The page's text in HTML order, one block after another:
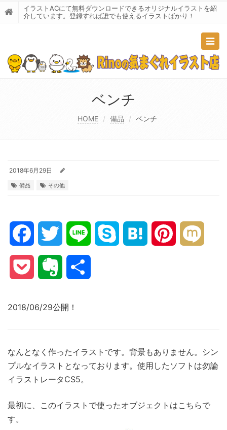
イラストACにて無料ダウンロードできるオリジナルイラストを紹
介しています。登録すれば誰でも使えるイラストばかり！
ベンチ
HOME 備品 ベンチ
2018年6月29日
備品 その他
FacebookTwitter Line Skype Hatena Pinterest
Pocket Evernote
2018/06/29公開！
なんとなく作ったイラストです。背景もありません。シン
プルなイラストとなっております。使用したソフトは勿論
イラストレータCS5。
最初に、このイラストで使ったオブジェクトはこちらで
す。